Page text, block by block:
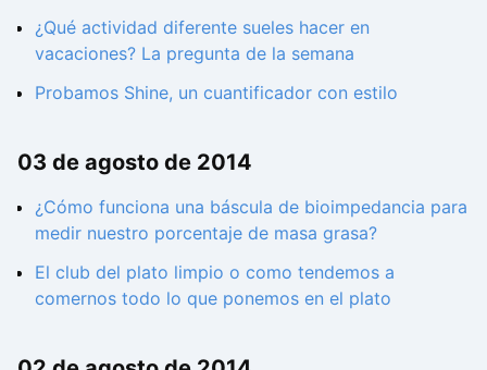
¿Qué actividad diferente sueles hacer en
vacaciones? La pregunta de la semana
Probamos Shine, un cuantificador con estilo
03 de agosto de 2014
¿Cómo funciona una báscula de bioimpedancia para
medir nuestro porcentaje de masa grasa?
El club del plato limpio o como tendemos a
comernos todo lo que ponemos en el plato